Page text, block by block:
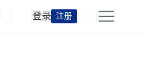
登录 注册